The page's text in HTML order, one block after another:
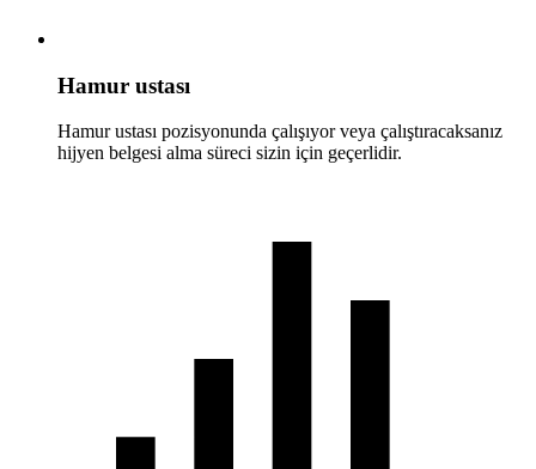
Hamur ustası
Hamur ustası pozisyonunda çalışıyor veya çalıştıracaksanız
hijyen belgesi alma süreci sizin için geçerlidir.